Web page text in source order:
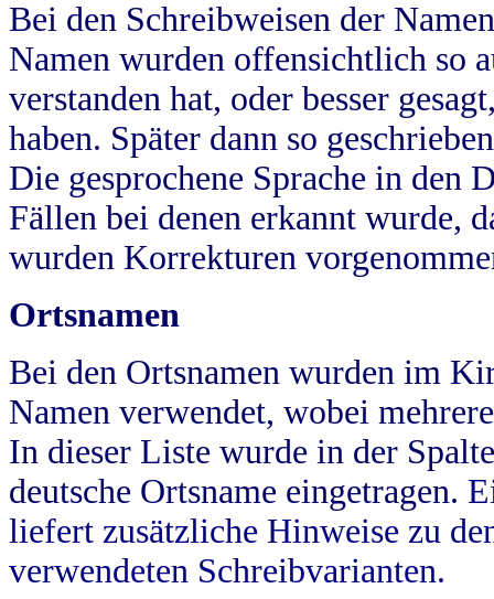
Bei den Schreibweisen der
Namen wurden offensichtlich so
verstanden hat, oder besser
haben. Später dann so
Die gesprochene Sprache in
Fällen bei denen erkannt wurde,
wurden Korrekturen
Ortsnamen
Bei den Ortsnamen wurden im
Namen verwendet, wobei
In dieser Liste wurde in der
deutsche Ortsname eingetragen.
liefert zusätzliche Hinweise zu
verwendeten Schreibvarianten.